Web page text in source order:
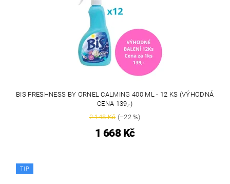
BIS FRESHNESS BY ORNEL CALMING 400 ML - 12 KS (VÝHODNÁ
CENA 139,-)
2 148 Kč(–22 %)
1 668 Kč
TIP